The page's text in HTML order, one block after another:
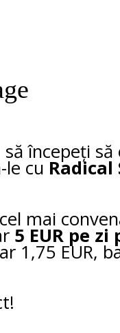
începeți
le cu Radical
mai
5 EUR pe
1,75 EUR,